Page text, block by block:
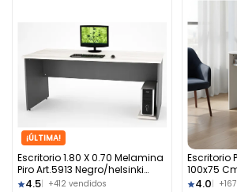
¡ÚLTIMA!
Escritorio 1.80 X 0.70 Melamina
Piro Art.5913 Negro/helsinki
Negro-helsinky
4.5 +412 vendidos
Escritorio
100x75
4.0